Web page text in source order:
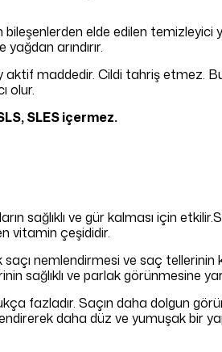
bileşenlerden elde edilen
arındırır.
maddedir. Cildi tahriş etmez.
olur.
SLES içermez.
sağlıklı ve gür kalması için
vitamin çeşididir.
nemlendirmesi ve saç tellerinin
sağlıklı ve parlak görünmesine
fazladır. Saçın daha dolgun
daha düz ve yumuşak bir